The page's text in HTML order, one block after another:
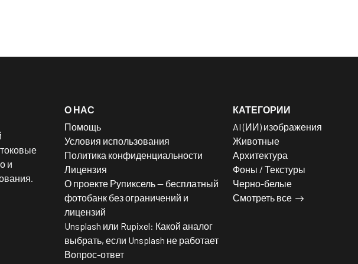
и
О НАС
Помощь
Условия использования
Политика конфиденциальности
Лицензия
О проекте Рупиксель — бесплатный
фотобанк без ограничений и
лицензий
Unsplash или Rupixel: Какой аналог
выбрать, если Unsplash не работает
Вопрос-ответ
КАТЕГОРИИ
AI (ИИ) изображения
Животные
Архитектура
Фоны / Текстуры
Черно-белые
Смотреть все